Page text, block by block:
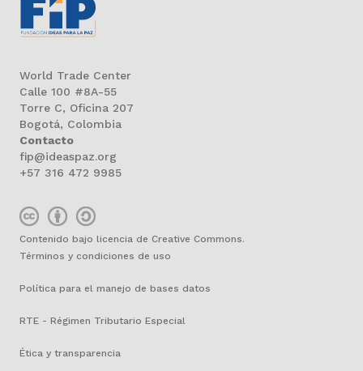
World Trade Center
Calle 100 #8A-55
Torre C, Oficina 207
Bogotá, Colombia
Contacto
fip@ideaspaz.org
+57 316 472 9985
Contenido bajo licencia de Creative Commons.
Términos y condiciones de uso
Política para el manejo de bases datos
RTE - Régimen Tributario Especial
Ética y transparencia